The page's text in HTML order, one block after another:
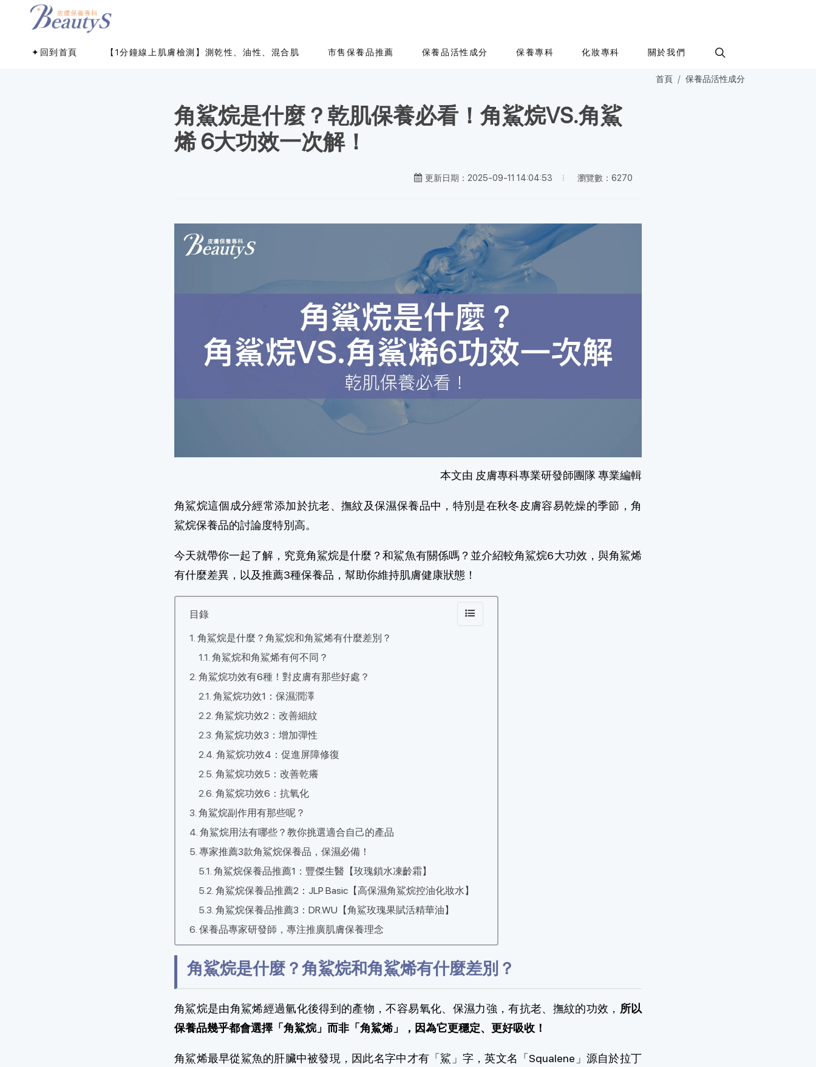
✦回到首頁 【1分鐘線上肌膚檢測】測乾性、油性、混合肌 市售保養品推薦 保養品活性成分 保養專科 化妝專科 關於我們
首頁 保養品活性成分
角鯊烷是什麼？乾肌保養必看！角鯊烷VS.角鯊
烯 6大功效一次解！
更新日期：2025-09-11 14:04:53 瀏覽數：6270
本文由 皮膚專科專業研發師團隊 專業編輯
角鯊烷這個成分經常添加於抗老、撫紋及保濕保養品中，特別是在秋冬皮膚容易乾燥的季節，角
鯊烷保養品的討論度特別高。
今天就帶你一起了解，究竟角鯊烷是什麼？和鯊魚有關係嗎？並介紹較角鯊烷6大功效，與角鯊烯
有什麼差異，以及推薦3種保養品，幫助你維持肌膚健康狀態！
目錄
角鯊烷是什麼？角鯊烷和角鯊烯有什麼差別？
角鯊烷和角鯊烯有何不同？
角鯊烷功效有6種！對皮膚有那些好處？
角鯊烷功效1：保濕潤澤
角鯊烷功效2：改善細紋
角鯊烷功效3：增加彈性
角鯊烷功效4：促進屏障修復
角鯊烷功效5：改善乾癢
角鯊烷功效6：抗氧化
角鯊烷副作用有那些呢？
角鯊烷用法有哪些？教你挑選適合自己的產品
專家推薦3款角鯊烷保養品，保濕必備！
角鯊烷保養品推薦1：豐傑生醫【玫瑰鎖水凍齡霜】
角鯊烷保養品推薦2：JLP Basic【高保濕角鯊烷控油化妝水】
角鯊烷保養品推薦3：DR.WU【角鯊玫瑰果賦活精華油】
保養品專家研發師，專注推廣肌膚保養理念
角鯊烷是什麼？角鯊烷和角鯊烯有什麼差別？
角鯊烷是由角鯊烯經過氫化後得到的產物，不容易氧化、保濕力強，有抗老、撫紋的功效， 所以
保養品幾乎都會選擇「角鯊烷」而非「角鯊烯」，因為它更穩定、更好吸收！
角鯊烯最早從鯊魚的肝臟中被發現，因此名字中才有「鯊」字，英文名「Squalene」源自於拉丁